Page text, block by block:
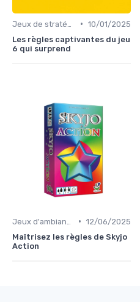
• 10/01/2025
Les règles captivantes du jeu
6 qui surprend
• 12/06/2025
Maîtrisez les règles de Skyjo
Action